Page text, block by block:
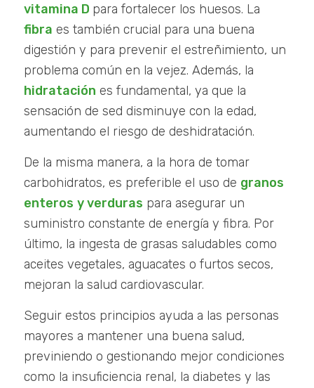
vitamina D para fortalecer los huesos. La
fibra es también crucial para una buena
digestión y para prevenir el estreñimiento, un
problema común en la vejez. Además, la
hidratación es fundamental, ya que la
sensación de sed disminuye con la edad,
aumentando el riesgo de deshidratación.
De la misma manera, a la hora de tomar
carbohidratos, es preferible el uso de granos
enteros y verduras para asegurar un
suministro constante de energía y fibra. Por
último, la ingesta de grasas saludables como
aceites vegetales, aguacates o furtos secos,
mejoran la salud cardiovascular.
Seguir estos principios ayuda a las personas
mayores a mantener una buena salud,
previniendo o gestionando mejor condiciones
como la insuficiencia renal, la diabetes y las